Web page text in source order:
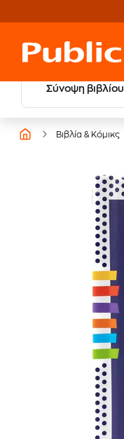
Σύνοψη βιβλίου
Βιβλία & Κόμικς